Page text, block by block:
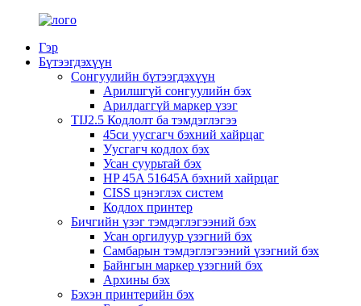
Гэр
Бүтээгдэхүүн
Сонгуулийн бүтээгдэхүүн
Арилшгүй сонгуулийн бэх
Арилдаггүй маркер үзэг
TIJ2.5 Кодлолт ба тэмдэглэгээ
45си уусгагч бэхний хайрцаг
Уусгагч кодлох бэх
Усан суурьтай бэх
HP 45A 51645A бэхний хайрцаг
CISS цэнэглэх систем
Кодлох принтер
Бичгийн үзэг тэмдэглэгээний бэх
Усан оргилуур үзэгний бэх
Самбарын тэмдэглэгээний үзэгний бэх
Байнгын маркер үзэгний бэх
Архины бэх
Бэхэн принтерийн бэх